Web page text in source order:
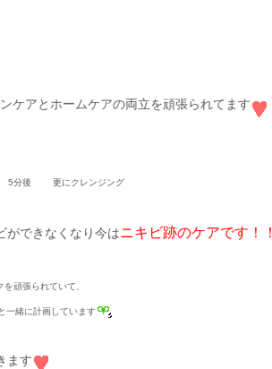
ケアとホームケアの両立を頑張られてます
5分後 更にクレンジング
ができなくなり今はニキビ跡のケアです！！
を頑張られていて、
一緒に計画しています
ます